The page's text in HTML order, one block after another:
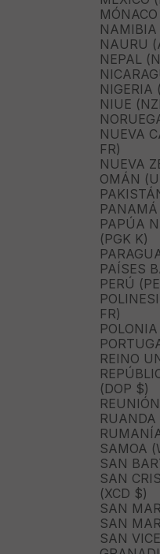
NAURU
NEPAL
NIGERIA
NIUE
NUEVA
FR)
NUEVA
OMÁN
PAPÚA
(PGK K)
PAÍSES
PERÚ
FR)
REINO
(DOP $)
RUANDA
SAMOA
SAN
SAN
(XCD $)
SAN
SAN
SAN